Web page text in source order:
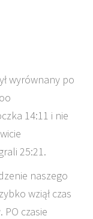
wyrównany po
14:11 i nie
25:21.
naszego
wziął czas
PO czasie